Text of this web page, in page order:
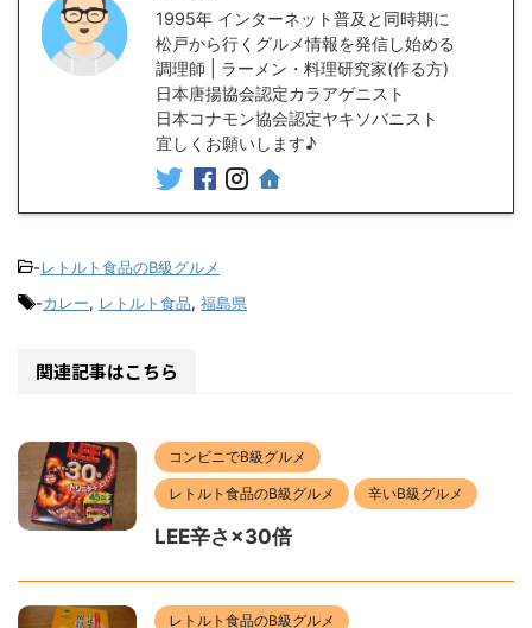
1995年 インターネット普及と同時期に
松戸から行くグルメ情報を発信し始める
調理師 | ラーメン・料理研究家(作る方)
日本唐揚協会認定カラアゲニスト
日本コナモン協会認定ヤキソバニスト
宜しくお願いします♪
-レトルト食品のB級グルメ
-カレー, レトルト食品, 福島県
関連記事はこちら
コンビニでB級グルメ
レトルト食品のB級グルメ 辛いB級グルメ
LEE辛さ×30倍
レトルト食品のB級グルメ